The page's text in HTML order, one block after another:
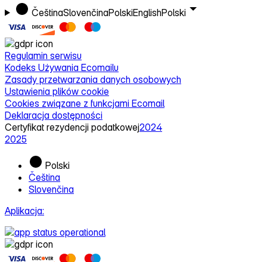
Aplikacja: